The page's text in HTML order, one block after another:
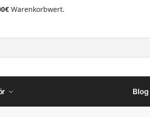
Warenkorbwert.
Blog